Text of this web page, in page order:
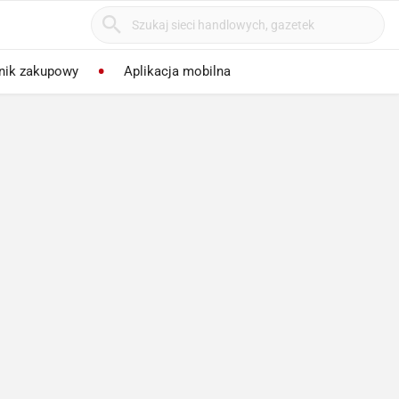
zakupowy Aplikacja mobilna